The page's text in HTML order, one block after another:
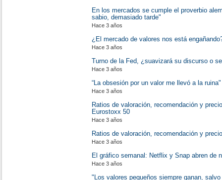
En los mercados se cumple el proverbio
sabio, demasiado tarde"
Hace 3 años
¿El mercado de valores nos está
Hace 3 años
Turno de la Fed, ¿suavizará su discurso o
Hace 3 años
“La obsesión por un valor me llevó a la ruina"
Hace 3 años
Ratios de valoración, recomendación y
Eurostoxx 50
Hace 3 años
Ratios de valoración, recomendación y
Hace 3 años
El gráfico semanal: Netflix y Snap abren de
Hace 3 años
"Los valores pequeños siempre ganan,